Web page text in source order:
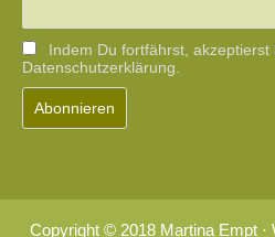
Indem Du fortfährst, akzeptierst
Datenschutzerklärung.
Copyright © 2018 Martina Empt ·